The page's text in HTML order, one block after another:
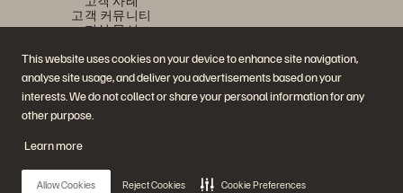
This website uses cookies on your device to enhance site navigation,
analyse site usage, and deliver you advertisements based on your
interests. We do not collect or share your personal information for any
other purpose.
Learn more
Allow Cookies Reject Cookies Cookie Preferences
고객 커뮤니티
지식 문서
문의하기
에버퓨어(Everpure) 공식 소셜미디어 팔로우하기
© 2026 Everpure, Inc. All rights reserved.